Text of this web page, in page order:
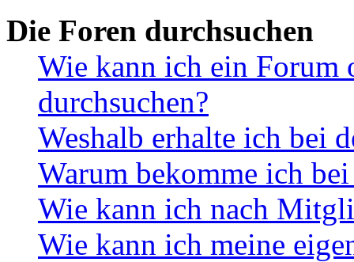
Die Foren durchsuchen
Wie kann ich ein Forum
durchsuchen?
Weshalb erhalte ich bei
Warum bekomme ich
Wie kann ich nach
Wie kann ich meine